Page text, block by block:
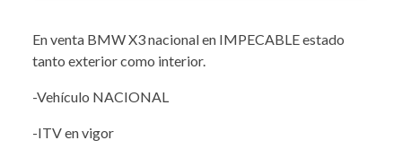
En venta BMW X3 nacional en IMPECABLE estado
tanto exterior como interior.
-Vehículo NACIONAL
-ITV en vigor